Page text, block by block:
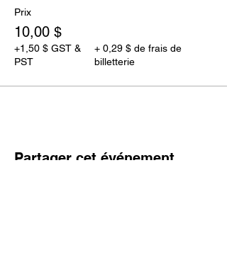
Prix
10,00 $
+1,50 $ GST &
PST
+ 0,29 $ de frais de
billetterie
Partager cet événement